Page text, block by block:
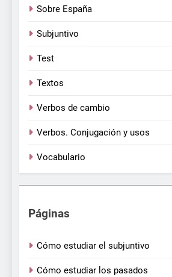
Sobre España
Subjuntivo
Test
Textos
Verbos de cambio
Verbos. Conjugación y usos
Vocabulario
Páginas
Cómo estudiar el subjuntivo
Cómo estudiar los pasados